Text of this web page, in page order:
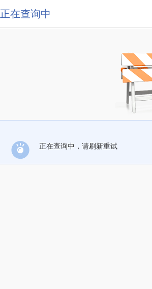
正在查询中
正在查询中，请刷新重试